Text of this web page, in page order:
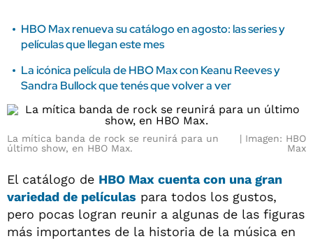
HBO Max renueva su catálogo en agosto: las series y
películas que llegan este mes
La icónica película de HBO Max con Keanu Reeves y
Sandra Bullock que tenés que volver a ver
La mítica banda de rock se reunirá para un
último show, en HBO Max.
Imagen: HBO
Max
El catálogo de HBO Max cuenta con una gran
variedad de películas para todos los gustos,
pero pocas logran reunir a algunas de las figuras
más importantes de la historia de la música en